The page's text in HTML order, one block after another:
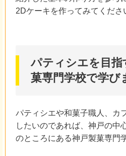
2Dケーキを作ってみてくださ
パティシエを目指
菓専門学校で学び
パティシエや和菓子職人、カ
したいのであれば、神戸の中
のところにある神戸製菓専門